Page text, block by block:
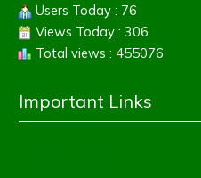
Users Today : 76
Views Today : 306
Total views : 455076
Important Links